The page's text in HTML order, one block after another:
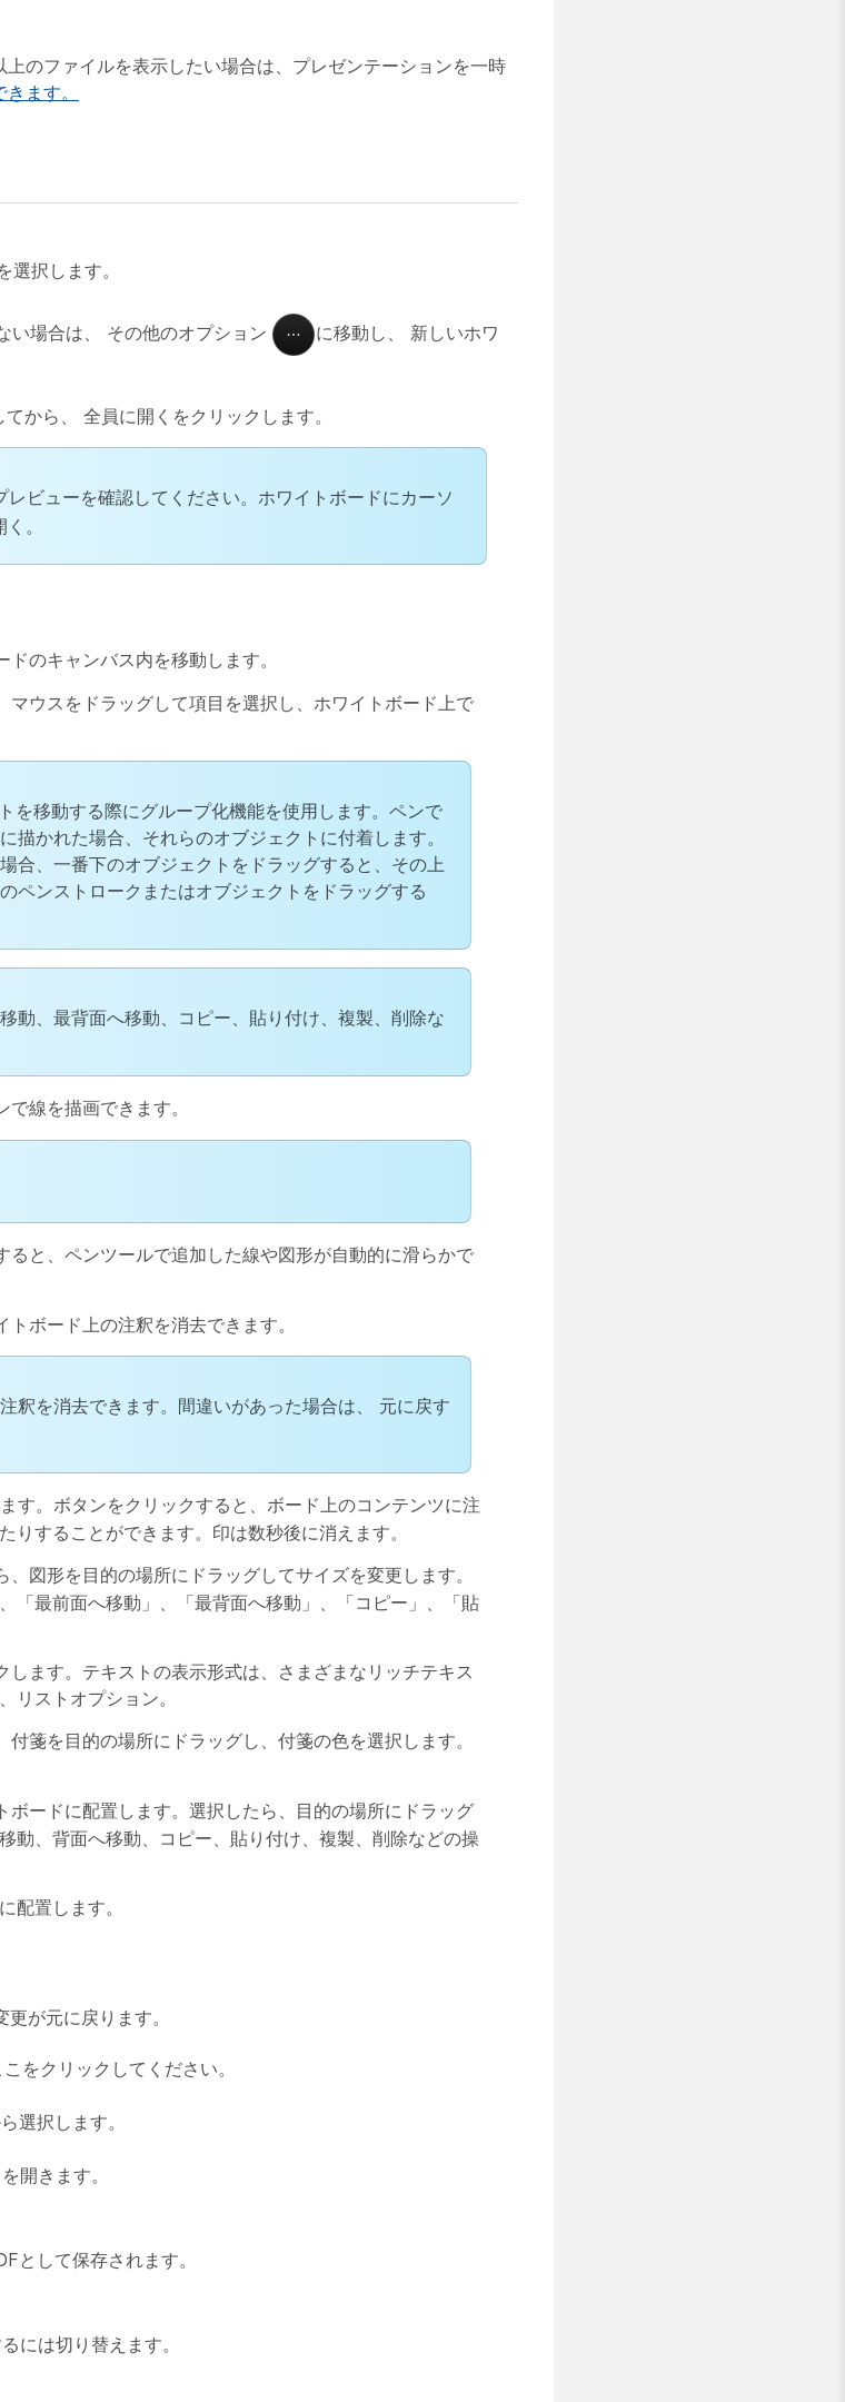
のファイルを表示したい場合は、プレゼンテーションを一時
ます。
選択します。
い場合は、 その他のオプション に移動し、 新しいホワ
から、 全員に開く をクリックします。
ビューを確認してください。ホワイトボードにカーソ
。
のキャンバス内を移動します。
ウスをドラッグして項目を選択し、ホワイトボード上で
移動する際にグループ化機能を使用します。ペンで
かれた場合、それらのオブジェクトに付着します。
合、一番下のオブジェクトをドラッグすると、その上
ペンストロークまたはオブジェクトをドラッグする
動、最背面へ移動、コピー、貼り付け、複製、削除な
線を描画できます。
と、ペンツールで追加した線や図形が自動的に滑らかで
ボード上の注釈を消去できます。
釈を消去できます。間違いがあった場合は、 元に戻す
す。ボタンをクリックすると、ボード上のコンテンツに注
することができます。印は数秒後に消えます。
図形を目的の場所にドラッグしてサイズを変更します。
「最前面へ移動」、「最背面へ移動」、「コピー」、「貼
ます。テキストの表示形式は、さまざまなリッチテキス
リストオプション。
箋を目的の場所にドラッグし、付箋の色を選択します。
ードに配置します。選択したら、目的の場所にドラッグ
動、背面へ移動、コピー、貼り付け、複製、削除などの操
配置します。
が元に戻ります。
をクリックしてください。
選択します。
開きます。
として保存されます。
には切り替えます。